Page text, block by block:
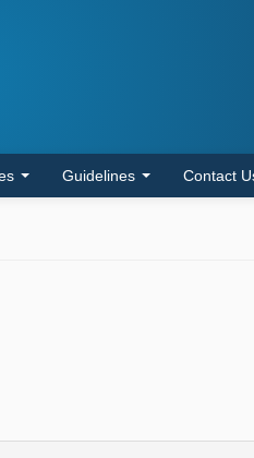
Guidelines Contact